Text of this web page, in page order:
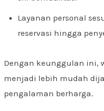
Layanan personal
reservasi hingga
Dengan keunggulan ini,
menjadi lebih mudah
pengalaman berharga.